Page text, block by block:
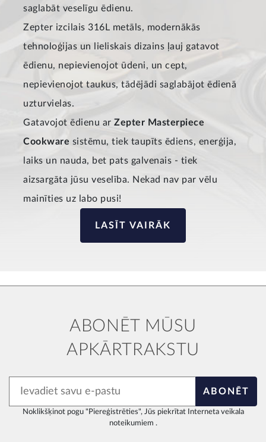
saglabāt veselīgu ēdienu.
Zepter izcilais 316L metāls, modernākās
tehnoloģijas un lieliskais dizains ļauj gatavot
ēdienu, nepievienojot ūdeni, un cept,
nepievienojot taukus, tādējādi saglabājot ēdienā
uzturvielas.
Gatavojot ēdienu ar Zepter Masterpiece
Cookware sistēmu, tiek taupīts ēdiens, enerģija,
laiks un nauda, bet pats galvenais - tiek
aizsargāta jūsu veselība. Nekad nav par vēlu
mainīties uz labo pusi!
LASĪT VAIRĀK
ABONĒT MŪSU
APKĀRTRAKSTU
ABONĒT
Noklikšķinot pogu "Piereģistrēties", Jūs piekrītat
Interneta veikala
noteikumiem .